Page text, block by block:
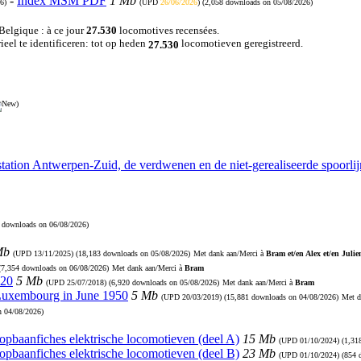
(UPD 26/06/2026) (2,058 downloads on 05/08/2026)
: à ce jour27.530 locomotives recensées.
te identificeren: tot op heden 27.530 locomotieven geregistreerd.
)
Antwerpen-Zuid, de verdwenen en de niet-gerealiseerde
on 06/08/2026)
(UPD 13/11/2025) (18,183 downloads on 05/08/2026) Met dank aan/Merci à Bram et/en Alex et/en
downloads on 06/08/2026) Met dank aan/Merci à Bram
5 Mb (UPD 25/07/2018) (6,920 downloads on 05/08/2026) Met dank aan/Merci à Bram
in June 1950 5 Mb (UPD 20/03/2019) (15,881 downloads on 04/08/2026) Met
04/08/2026)
elektrische locomotieven (deel A) 15 Mb (UPD 01/10/2024)
elektrische locomotieven (deel B) 23 Mb (UPD 01/10/2024) (854